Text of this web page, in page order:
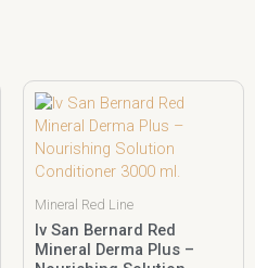
Mineral Red Line
Iv San Bernard Red
Mineral Derma Plus –